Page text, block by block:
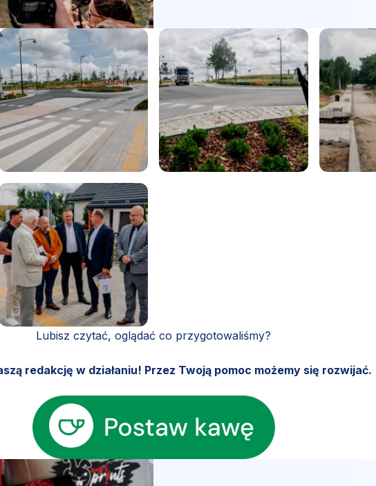
Lubisz czytać, oglądać co przygotowaliśmy?
redakcję w działaniu! Przez Twoją pomoc możemy się rozwijać.